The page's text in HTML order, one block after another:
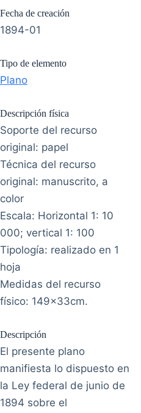
Fecha de creación
1894-01
Tipo de elemento
Plano
Descripción física
Soporte del recurso
original: papel
Técnica del recurso
original: manuscrito, a
color
Escala: Horizontal 1: 10
000; vertical 1: 100
Tipología: realizado en 1
hoja
Medidas del recurso
físico: 149x33cm.
Descripción
El presente plano
manifiesta lo dispuesto en
la Ley federal de junio de
1894 sobre el